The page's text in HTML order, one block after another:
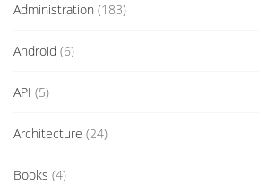
Administration (183)
Android (6)
API (5)
Architecture (24)
Books (4)